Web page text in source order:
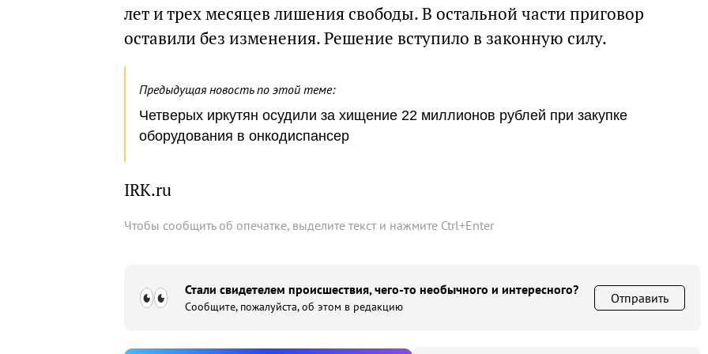
лет и трех месяцев лишения свободы. В остальной части приговор
оставили без изменения. Решение вступило в законную силу.
Предыдущая новость по этой теме:
Четверых иркутян осудили за хищение 22 миллионов рублей при закупке
оборудования в онкодиспансер
IRK.ru
Чтобы сообщить об опечатке, выделите текст и нажмите Ctrl+Enter
Стали свидетелем происшествия, чего-то необычного и интересного?
Сообщите, пожалуйста, об этом в редакцию
Отправить